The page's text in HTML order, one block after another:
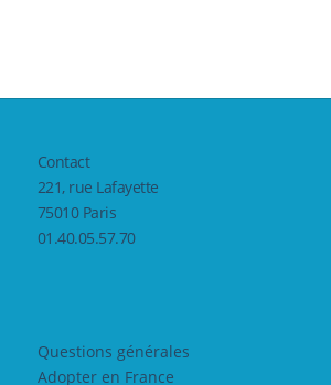
Contact
221, rue Lafayette
75010 Paris
01.40.05.57.70
Questions générales
Adopter en France